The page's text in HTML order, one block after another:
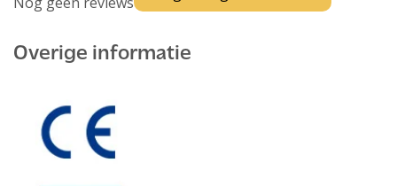
Overige informatie